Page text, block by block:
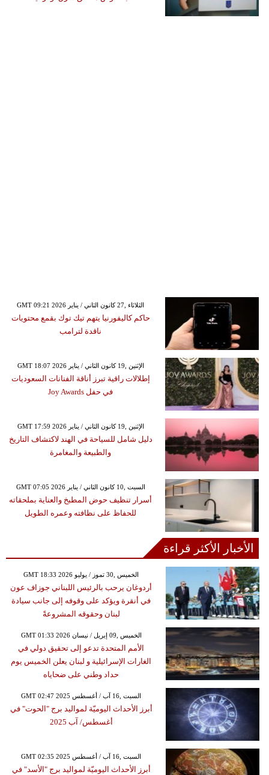
GMT 09:21 2026 الثلاثاء ,27 كانون الثاني / يناير
حاكم كاليفورنيا يتهم تيك توك بقمع محتويات
ناقدة لترامب
GMT 18:07 2026 الإثنين ,19 كانون الثاني / يناير
إطلالات راقية تبرز أناقة الفنانات السعوديات
في حفل Joy Awards
GMT 17:59 2026 الإثنين ,19 كانون الثاني / يناير
دليل شامل للسياحة في الهند لاكتشاف التاريخ
والطبيعة والمغامرة
GMT 07:05 2026 السبت ,10 كانون الثاني / يناير
أسرار تنظيف حوض المطبخ والعناية بملحقاته
للحفاظ على نظافته وعمره الطويل
الأخبار الأكثر قراءة
GMT 18:33 2026 الخميس ,30 تموز / يوليو
أردوغان يرحب بالرئيس اللبناني جوزاف عون
في أنقرة ويؤكد على وقوفه إلى جانب سيادة
لبنان وحقوقه المشروعةً
GMT 01:33 2026 الخميس ,09 إبريل / نيسان
الأمم المتحدة تدعو إلى تحقيق دولي في
الغارات الإسرائيلية و لبنان يعلن الخميس يوم
حداد وطني على ضحاياه
GMT 02:47 2025 السبت ,16 آب / أغسطس
أبرز الأحداث اليوميّة لمواليد برج "الحوت" في
أغسطس/ آب 2025
GMT 02:35 2025 السبت ,16 آب / أغسطس
أبرز الأحداث اليوميّة لمواليد برج "الأسد" في